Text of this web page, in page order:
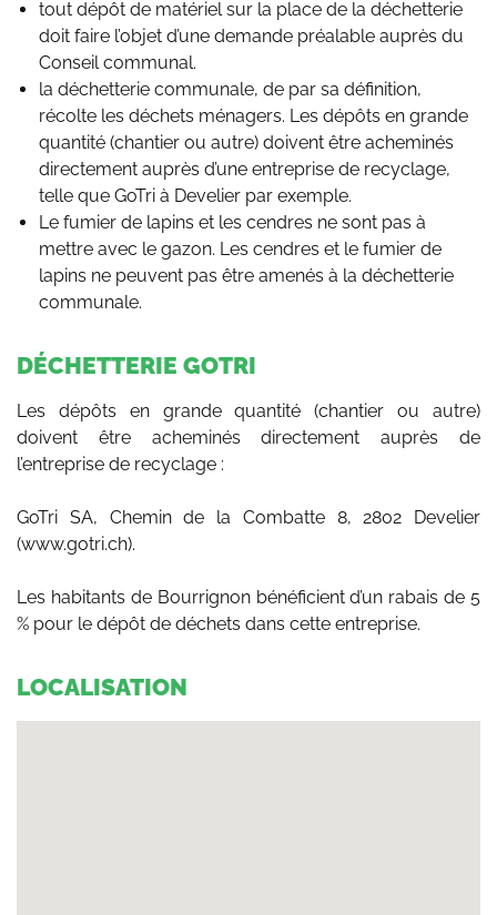
tout dépôt de matériel sur la place de la déchetterie
doit faire l’objet d’une demande préalable auprès du
Conseil communal.
la déchetterie communale, de par sa définition,
récolte les déchets ménagers. Les dépôts en grande
quantité (chantier ou autre) doivent être acheminés
directement auprès d’une entreprise de recyclage,
telle que GoTri à Develier par exemple.
Le fumier de lapins et les cendres ne sont pas à
mettre avec le gazon. Les cendres et le fumier de
lapins ne peuvent pas être amenés à la déchetterie
communale.
DÉCHETTERIE GOTRI
Les dépôts en grande quantité (chantier ou autre)
doivent être acheminés directement auprès de
l’entreprise de recyclage :
GoTri SA, Chemin de la Combatte 8, 2802 Develier
(www.gotri.ch).
Les habitants de Bourrignon bénéficient d’un rabais de 5
% pour le dépôt de déchets dans cette entreprise.
LOCALISATION